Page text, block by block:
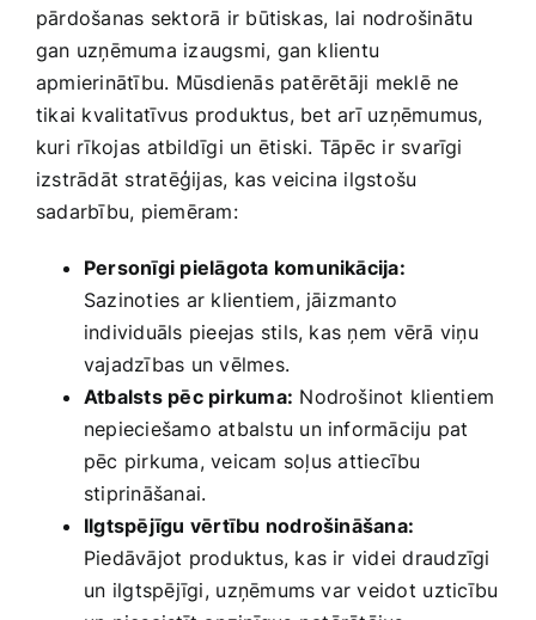
pārdošanas sektorā ‌ir būtiskas, lai nodrošinātu
gan uzņēmuma​ izaugsmi, gan klientu‍
apmierinātību. Mūsdienās patērētāji meklē ne
tikai kvalitatīvus produktus, bet arī ‍uzņēmumus,
kuri ⁤rīkojas ⁤atbildīgi un ⁢ētiski.‍ Tāpēc ir svarīgi
izstrādāt stratēģijas, kas veicina ilgstošu
sadarbību, piemēram:
Personīgi pielāgota komunikācija:
Sazinoties ar klientiem, jāizmanto​
individuāls pieejas stils, kas ​ņem ⁢vērā viņu
vajadzības un vēlmes.
Atbalsts pēc pirkuma: Nodrošinot klientiem⁢
nepieciešamo​ atbalstu un informāciju pat
pēc pirkuma, veicam soļus ⁣attiecību
stiprināšanai.
Ilgtspējīgu vērtību nodrošināšana:
Piedāvājot produktus, kas ir videi draudzīgi
⁣un ilgtspējīgi,⁢ uzņēmums var veidot ⁣uzticību⁣